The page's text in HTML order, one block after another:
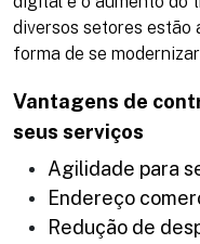
diversos setores estão
forma de se
Vantagens de
seus serviços
Agilidade para
Endereço
Redução de